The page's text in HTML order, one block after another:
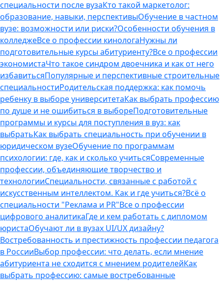
специальности после вузаКто такой маркетолог:
образование, навыки, перспективыОбучение в частном
вузе: возможности или риски?Особенности обучения в
колледжеВсе о профессии кинологаНужны ли
подготовительные курсы абитуриенту?Все о профессии
экономистаЧто такое синдром двоечника и как от него
избавитьсяПопулярные и перспективные строительные
специальностиРодительская поддержка: как помочь
ребенку в выборе университетаКак выбрать профессию
по душе и не ошибиться в выбореПодготовительные
программы и курсы для поступления в вуз: как
выбратьКак выбрать специальность при обучении в
юридическом вузеОбучение по программам
психологии: где, как и сколько учитьсяСовременные
профессии, объединяющие творчество и
технологииСпециальности, связанные с работой с
искусственным интеллектом. Как и где учиться?Всё о
специальности "Реклама и PR"Все о профессии
цифрового аналитикаГде и кем работать с дипломом
юристаОбучают ли в вузах UI/UX дизайну?
Востребованность и престижность профессии педагога
в РоссииВыбор профессии: что делать, если мнение
абитуриента не сходится с мнением родителейКак
выбрать профессию: самые востребованные